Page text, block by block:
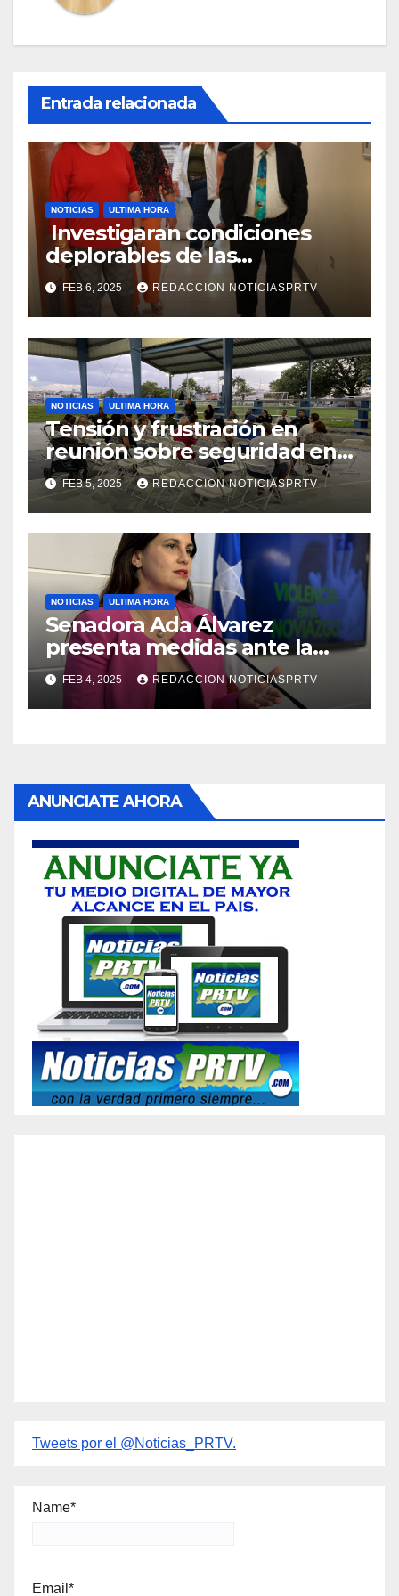
Entrada relacionada
NOTICIAS ULTIMA HORA
Investigaran condiciones
deplorables de las
facilidades el Departamento
de la Salud en Mayagüez
FEB 6, 2025 REDACCION NOTICIASPRTV
NOTICIAS ULTIMA HORA
Tensión y frustración en
reunión sobre seguridad en
Reparto Metropolitano
FEB 5, 2025 REDACCION NOTICIASPRTV
NOTICIAS ULTIMA HORA
Senadora Ada Álvarez
presenta medidas ante la
violencia en el noviazgo
FEB 4, 2025 REDACCION NOTICIASPRTV
ANUNCIATE AHORA
Tweets por el @Noticias_PRTV.
Name*
Email*